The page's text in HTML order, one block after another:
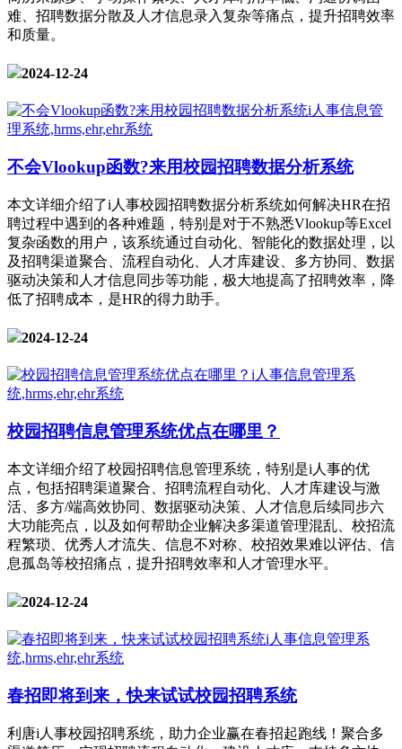
难、招聘数据分散及人才信息录入复杂等痛点，提升招聘效率
和质量。
2024-12-24
不会Vlookup函数?来用校园招聘数据分析系统
本文详细介绍了i人事校园招聘数据分析系统如何解决HR在招
聘过程中遇到的各种难题，特别是对于不熟悉Vlookup等Excel
复杂函数的用户，该系统通过自动化、智能化的数据处理，以
及招聘渠道聚合、流程自动化、人才库建设、多方协同、数据
驱动决策和人才信息同步等功能，极大地提高了招聘效率，降
低了招聘成本，是HR的得力助手。
2024-12-24
校园招聘信息管理系统优点在哪里？
本文详细介绍了校园招聘信息管理系统，特别是i人事的优
点，包括招聘渠道聚合、招聘流程自动化、人才库建设与激
活、多方/端高效协同、数据驱动决策、人才信息后续同步六
大功能亮点，以及如何帮助企业解决多渠道管理混乱、校招流
程繁琐、优秀人才流失、信息不对称、校招效果难以评估、信
息孤岛等校招痛点，提升招聘效率和人才管理水平。
2024-12-24
春招即将到来，快来试试校园招聘系统
利唐i人事校园招聘系统，助力企业赢在春招起跑线！聚合多